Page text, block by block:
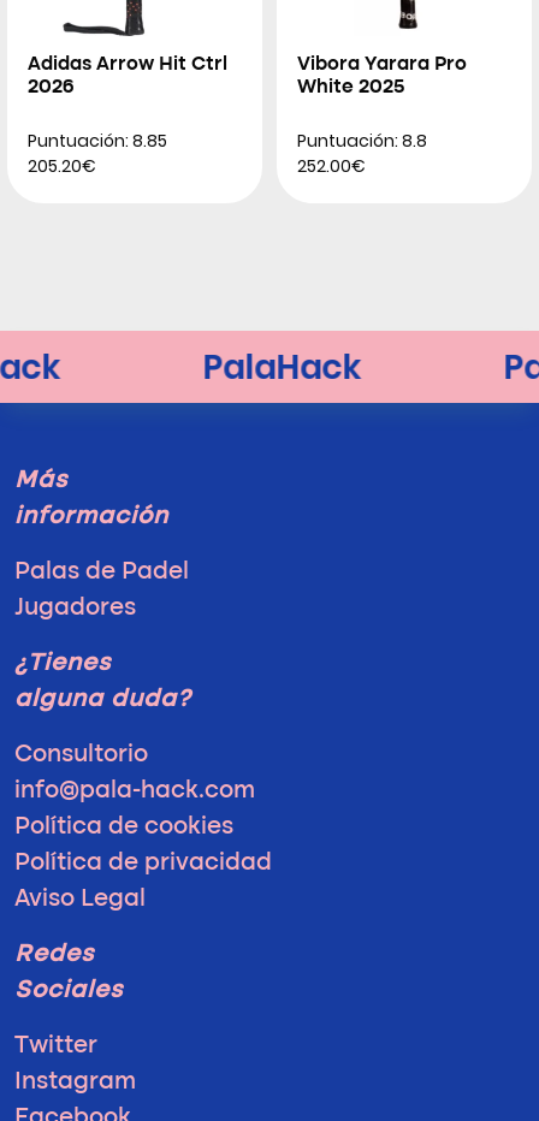
Adidas Arrow Hit Ctrl
2026
Puntuación: 8.85
205.20€
Vibora Yarara Pro
White 2025
Puntuación: 8.8
252.00€
Más
información
Palas de Padel
Jugadores
¿Tienes
alguna duda?
Consultorio
info@pala-hack.com
Política de cookies
Política de privacidad
Aviso Legal
Redes
Sociales
Twitter
Instagram